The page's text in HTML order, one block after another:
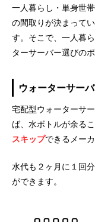
一人暮らし・単身世
の間取りが決まって
す。そこで、一人暮
ターサーバー選びの
ウォーターサー
宅配型ウォーターサ
ば、水ボトルが余る
スキップできるメー
水代も２ヶ月に１回
ができます。